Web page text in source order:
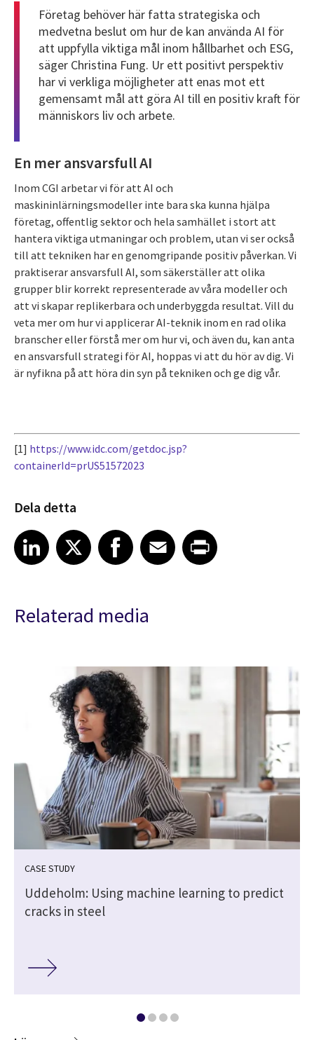
Företag behöver här fatta strategiska och
medvetna beslut om hur de kan använda AI för
att uppfylla viktiga mål inom hållbarhet och ESG,
säger Christina Fung. Ur ett positivt perspektiv
har vi verkliga möjligheter att enas mot ett
gemensamt mål att göra AI till en positiv kraft för
människors liv och arbete.
En mer ansvarsfull AI
Inom CGI arbetar vi för att AI och
maskininlärningsmodeller inte bara ska kunna hjälpa
företag, offentlig sektor och hela samhället i stort att
hantera viktiga utmaningar och problem, utan vi ser också
till att tekniken har en genomgripande positiv påverkan. Vi
praktiserar ansvarsfull AI, som säkerställer att olika
grupper blir korrekt representerade av våra modeller och
att vi skapar replikerbara och underbyggda resultat. Vill du
veta mer om hur vi applicerar AI-teknik inom en rad olika
branscher eller förstå mer om hur vi, och även du, kan anta
en ansvarsfull strategi för AI, hoppas vi att du hör av dig. Vi
är nyfikna på att höra din syn på tekniken och ge dig vår.
[1] https://www.idc.com/getdoc.jsp?
containerId=prUS51572023
Dela detta
Share article on LinkedIn
LinkedIn
Share article on XShare article on Facebook
Facebook
Share article on Email
EmailShare article on Print
Relaterad media
CASE STUDY
Uddeholm: Using machine learning to predict
cracks in steel